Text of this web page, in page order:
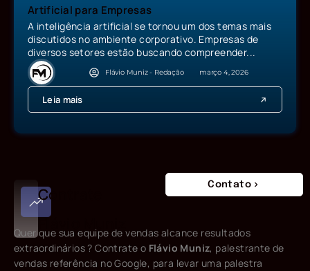
Artificial para Empresas
A inteligência artificial se tornou um dos temas mais
discutidos no ambiente corporativo. Empresas de
diversos setores estão buscando compreender...
Flávio Muniz - Redação março 4, 2026
Leia mais
Contrate
Flávio Muniz
Contato
Quer que sua equipe de vendas alcance resultados
extraordinários ? Contrate o Flávio Muniz, palestrante de
vendas referência no Google, para levar uma palestra